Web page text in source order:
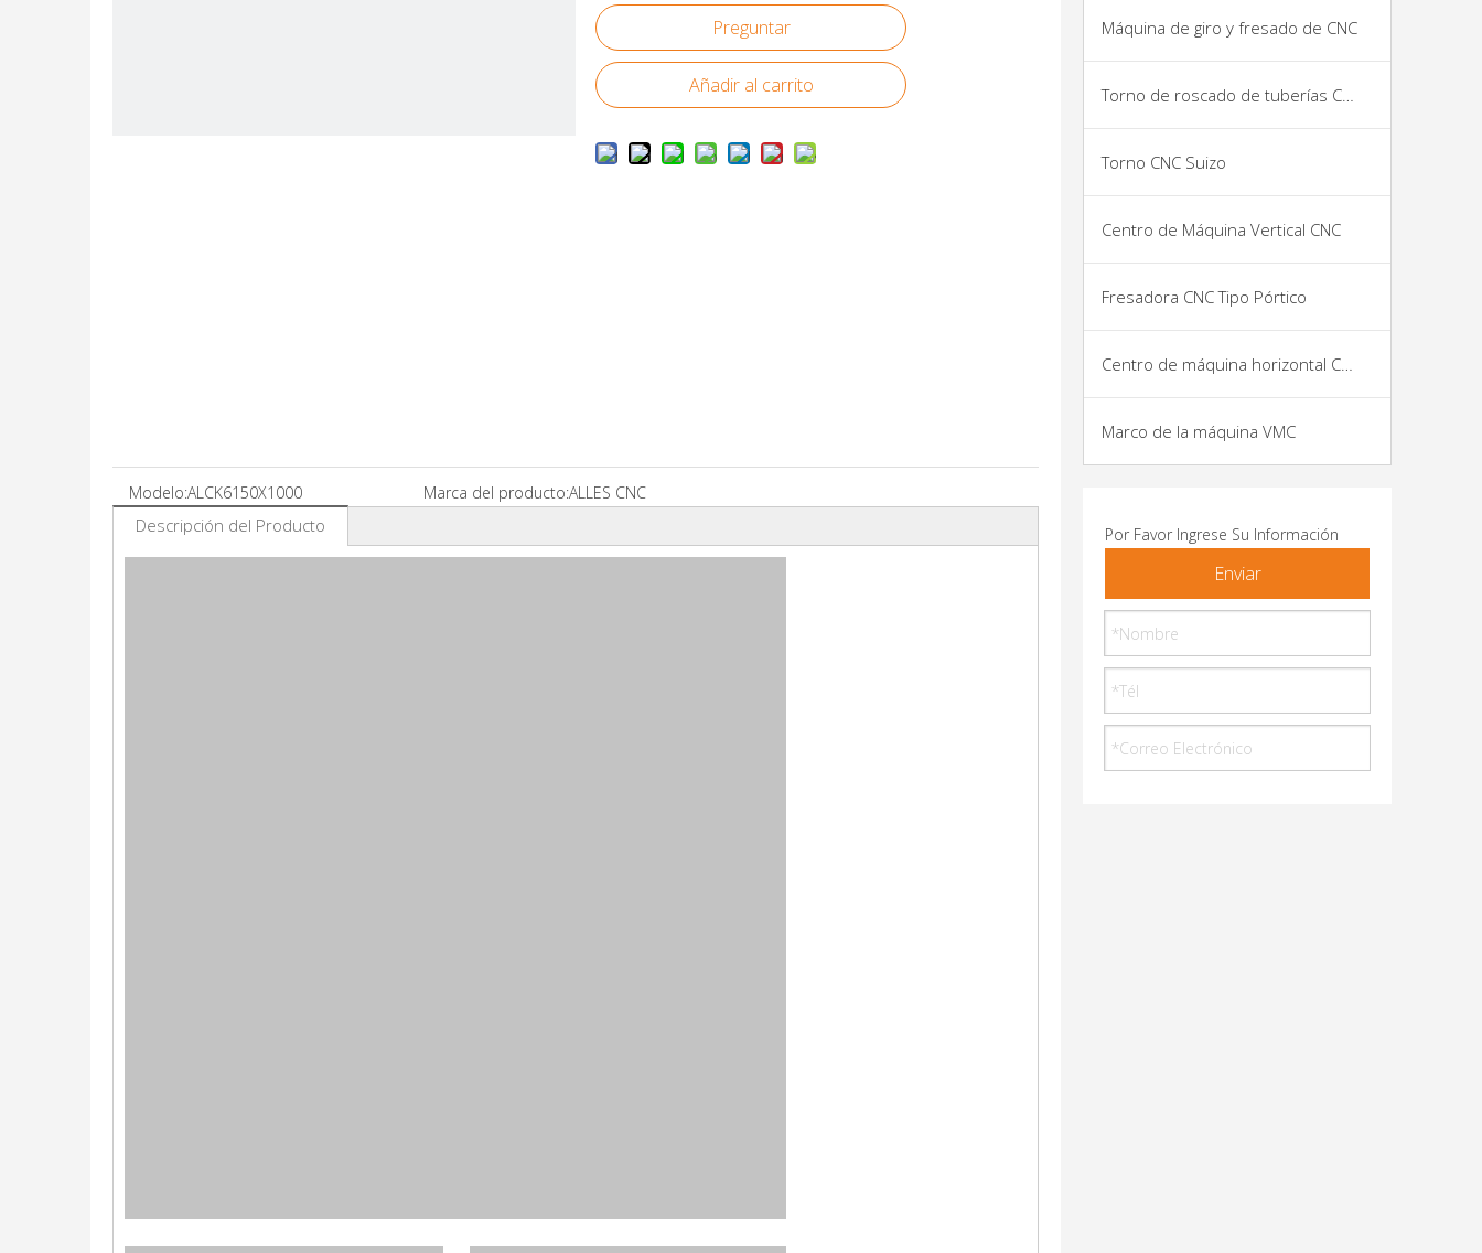
Preguntar
Añadir al carrito
Modelo:ALCK6150X1000 Marca del producto:ALLES CNC
Descripción del Producto
Máquina de giro y fresado de CNC
Torno de roscado de tuberías CNC
Torno CNC Suizo
Centro de Máquina Vertical CNC
Fresadora CNC Tipo Pórtico
Centro de máquina horizontal CNC
Marco de la máquina VMC
Por Favor Ingrese Su Información
Enviar